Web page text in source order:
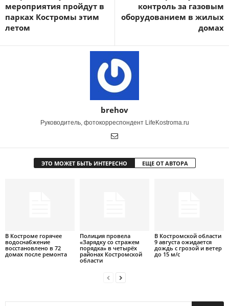
мероприятия пройдут в
парках Костромы этим
летом
контроль за газовым
оборудованием в жилых
домах
brehov
Руководитель, фотокорреспондент LifeKostroma.ru
ЭТО МОЖЕТ БЫТЬ ИНТЕРЕСНО ЕЩЕ ОТ АВТОРА
В Костроме горячее
водоснабжение
восстановлено в 72
домах после ремонта
Полиция провела
«Зарядку со стражем
порядка» в четырёх
районах Костромской
области
В Костромской области
9 августа ожидается
дождь с грозой и ветер
до 15 м/с